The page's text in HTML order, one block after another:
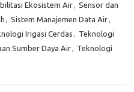
Ekosistem Air, Sensor dan
, Sistem Manajemen Data Air,
Irigasi Cerdas , Teknologi
Sumber Daya Air, Teknologi